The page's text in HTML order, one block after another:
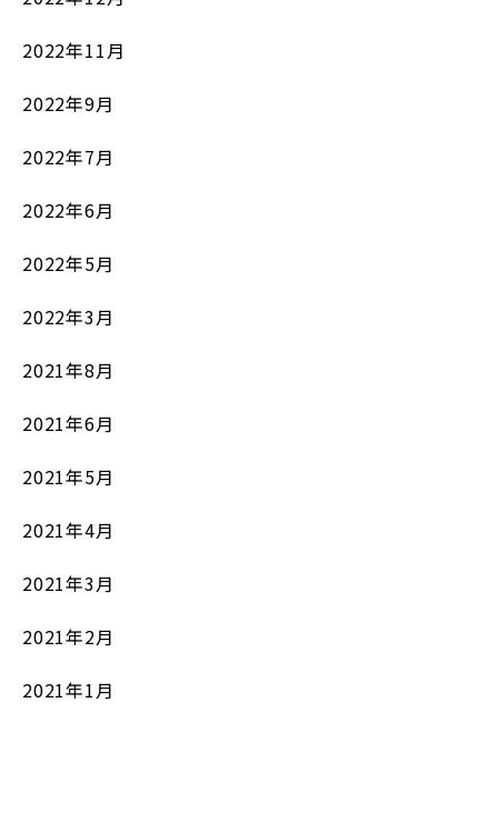
2022年11月
2022年9月
2022年7月
2022年6月
2022年5月
2022年3月
2021年8月
2021年6月
2021年5月
2021年4月
2021年3月
2021年2月
2021年1月